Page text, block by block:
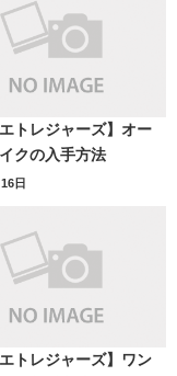
エトレジャーズ】オー
クの入手方法
日
エトレジャーズ】ワン